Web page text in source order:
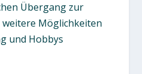
Übergang zur
Möglichkeiten
und Hobbys